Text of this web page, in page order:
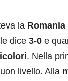
la Romania
dice 3-0 e
. Nella
livello. Alla